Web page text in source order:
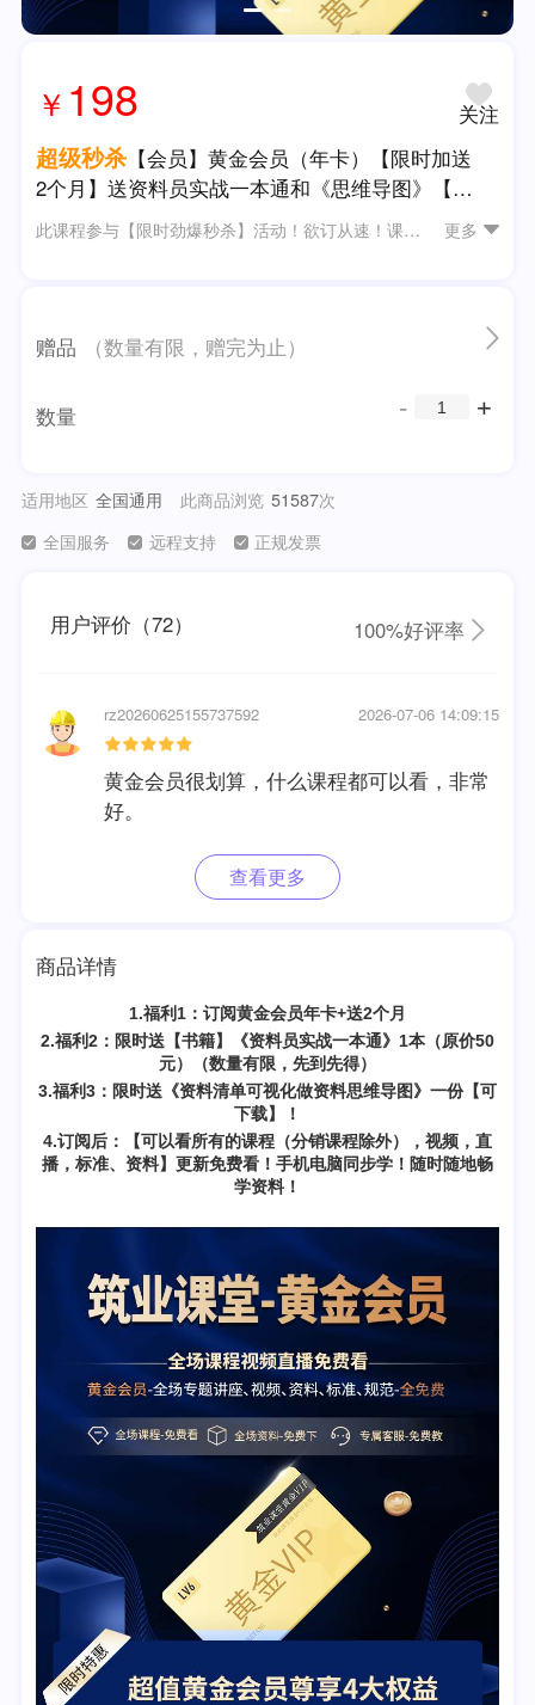
￥ 198 关注
超级秒杀【会员】黄金会员（年卡）【限时加送
2个月】送资料员实战一本通和《思维导图》【爆
款】
此课程参与【限时劲爆秒杀】活动！欲订从速！课程订阅后，不限时间，永久有效，更新免费看，手机电脑PAD同步学，随时随地学资料！ 更多
赠品 （数量有限，赠完为止）
数量
适用地区 全国通用 此商品浏览 51587次
全国服务
远程支持 正规发票
用户评价（72） 100%好评率
rz20260625155737592 2026-07-06 14:09:15
黄金会员很划算，什么课程都可以看，非常
好。
查看更多
商品详情
1.福利1： 订阅黄金会员年卡+送2个月
2.福利2： 限时送【书籍】《资料员实战一本通》1本（原价50
元）（数量有限，先到先得）
3.福利3： 限时送《资料清单可视化做资料思维导图》一份【可
下载】！
4.订阅后：【可以看所有的课程（分销课程除外），视频，直
播，标准、资料】更新免费看！手机电脑同步学！随时随地畅
学资料！